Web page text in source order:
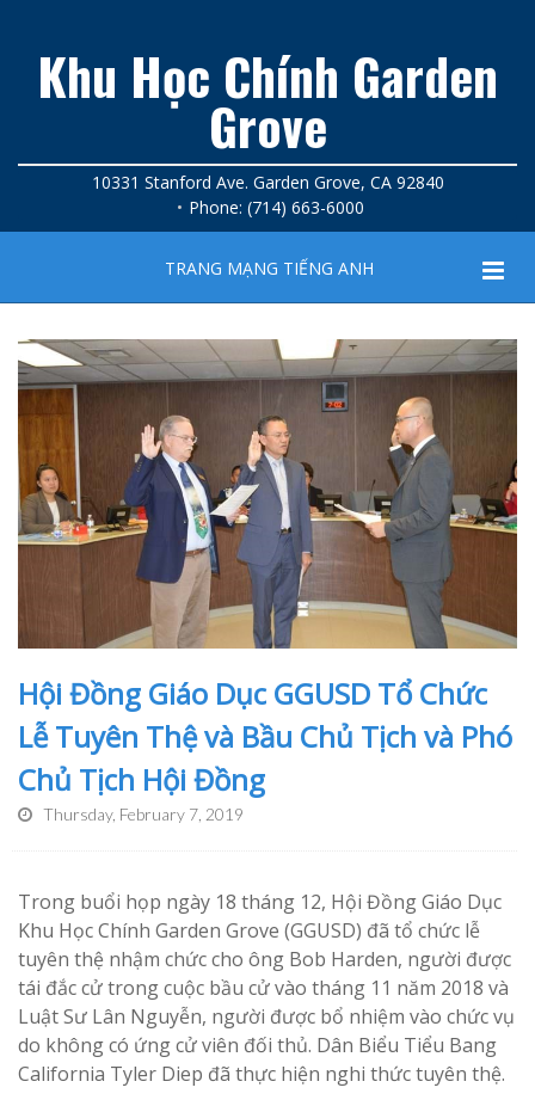
Khu Học Chính Garden
Grove
10331 Stanford Ave. Garden Grove, CA 92840
Phone: (714) 663-6000
TRANG MẠNG TIẾNG ANH
Hội Đồng Giáo Dục GGUSD Tổ Chức
Lễ Tuyên Thệ và Bầu Chủ Tịch và Phó
Chủ Tịch Hội Đồng
Thursday, February 7, 2019
Trong buổi họp ngày 18 tháng 12, Hội Đồng Giáo Dục
Khu Học Chính Garden Grove (GGUSD) đã tổ chức lễ
tuyên thệ nhậm chức cho ông Bob Harden, người được
tái đắc cử trong cuộc bầu cử vào tháng 11 năm 2018 và
Luật Sư Lân Nguyễn, người được bổ nhiệm vào chức vụ
do không có ứng cử viên đối thủ. Dân Biểu Tiểu Bang
California Tyler Diep đã thực hiện nghi thức tuyên thệ.